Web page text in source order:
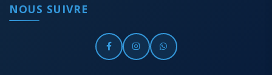
NOUS SUIVRE